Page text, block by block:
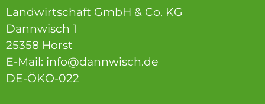
Landwirtschaft GmbH & Co. KG
Dannwisch 1
25358 Horst
E-Mail: info@dannwisch.de
DE-ÖKO-022